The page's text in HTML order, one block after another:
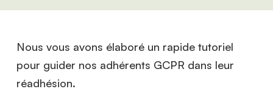
Nous vous avons élaboré un rapide tutoriel
pour guider nos adhérents GCPR dans leur
réadhésion.